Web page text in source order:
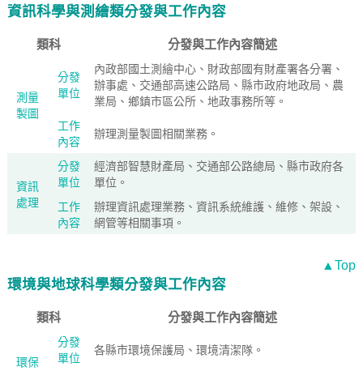
資訊科學與測繪類分發與工作內容
類科 分發與工作內容簡述
測量
製圖
分發
單位
內政部國土測繪中心、財政部國有財產署各分署、
辦事處、交通部高速公路局、縣市政府地政局、農
業局、鄉鎮市區公所、地政事務所等。
工作
內容
辦理測量製圖相關業務。
資訊
處理
分發
單位
經濟部智慧財產局、交通部公路總局、縣市政府各
單位。
工作
內容
辦理資訊處理業務、資訊系統維護、維修、架設、
網管等相關事項。
▲Top
環境與地球科學類分發與工作內容
類科 分發與工作內容簡述
環保
分發
單位
各縣市環境保護局、環境清潔隊。